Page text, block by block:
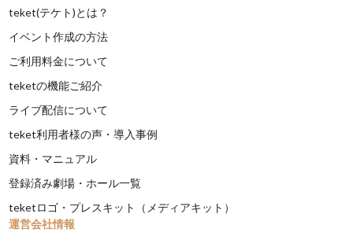
teket(テケト)とは？
イベント作成の方法
ご利用料金について
teketの機能ご紹介
ライブ配信について
teket利用者様の声・導入事例
資料・マニュアル
登録済み劇場・ホール一覧
teketロゴ・プレスキット（メディアキット）
運営会社情報